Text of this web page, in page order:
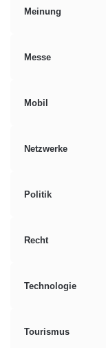
Meinung
Messe
Mobil
Netzwerke
Politik
Recht
Technologie
Tourismus